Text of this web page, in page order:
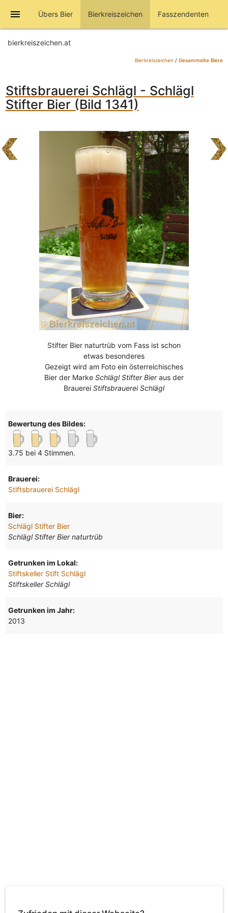
menu Übers Bier Bierkreiszeichen Fasszendenten
bierkreiszeichen.at
Bierkreiszeichen / Gesammelte Biere
Stiftsbrauerei Schlägl - Schlägl
Stifter Bier (Bild 1341)
Stifter Bier naturtrüb vom Fass ist schon
etwas besonderes
Gezeigt wird am Foto ein österreichisches
Bier der Marke Schlägl Stifter Bieraus der
Brauerei Stiftsbrauerei Schlägl
Bewertung des Bildes:
3.75 bei 4 Stimmen.
Brauerei:
Stiftsbrauerei Schlägl
Bier:
Schlägl Stifter Bier
Schlägl Stifter Bier naturtrüb
Getrunken im Lokal:
Stiftskeller Stift Schlägl
Stiftskeller Schlägl
Getrunken im Jahr:
2013